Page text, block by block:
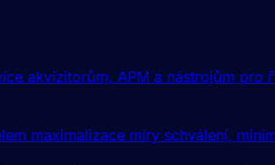
akvizitorům, APM a nástrojům
maximalizace míry schválení,